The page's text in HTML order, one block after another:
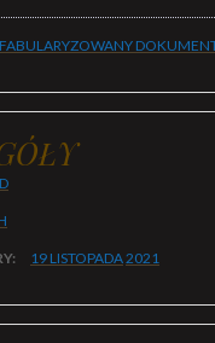
FABULARYZOWANY
19 LISTOPADA2021